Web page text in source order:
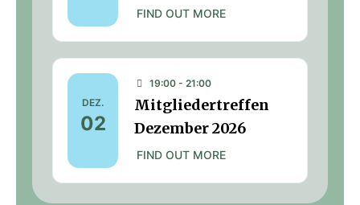
FIND OUT MORE
DEZ.
02
19:00 - 21:00
Mitgliedertreffen
Dezember 2026
FIND OUT MORE